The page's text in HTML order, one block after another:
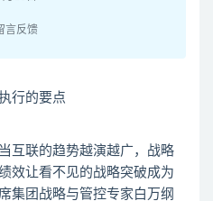
言反馈
行的要点
互联的趋势越演越广，战略
效让看不见的战略突破成为
集团战略与管控专家白万纲